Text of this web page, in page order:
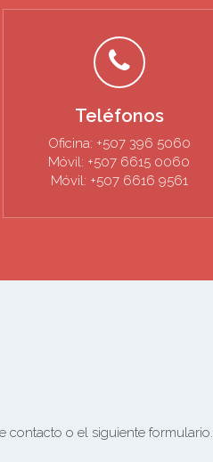
Teléfonos
Oficina: +507 396 5060
Móvil: +507 6615 0060
Móvil: +507 6616 9561
contacto o el siguiente formulario.